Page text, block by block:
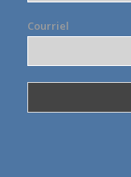
Courriel